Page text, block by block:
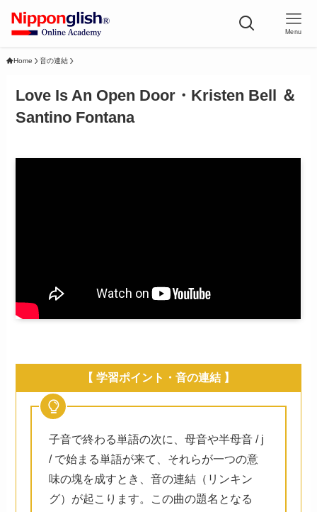
Menu
Home 音の連結
Love Is An Open Door・Kristen Bell ＆
Santino Fontana
【 学習ポイント・音の連結 】
子音で終わる単語の次に、母音や半母音 / j
/ で始まる単語が来て、それらが一つの意
味の塊を成すとき、音の連結（リンキン
グ）が起こります。この曲の題名となる